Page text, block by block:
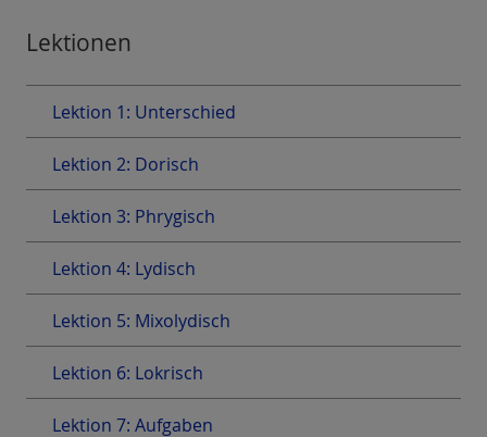
Lektionen
Lektion 1: Unterschied
Lektion 2: Dorisch
Lektion 3: Phrygisch
Lektion 4: Lydisch
Lektion 5: Mixolydisch
Lektion 6: Lokrisch
Lektion 7: Aufgaben